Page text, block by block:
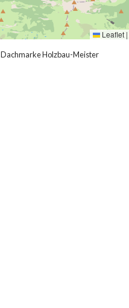
Leaflet |
Dachmarke Holzbau-Meister